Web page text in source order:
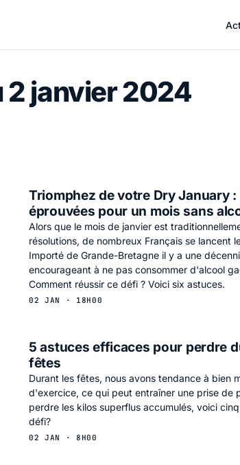
2 janvier 2024
Triomphez de votre Dry January
éprouvées pour un mois sans
Alors que le mois de janvier est
résolutions, de nombreux Français se lancent
Importé de Grande-Bretagne il y a une
encourageant à ne pas consommer d'alcool
Comment réussir ce défi ? Voici six astuces.
02 JAN · 18H00
5 astuces efficaces pour perdre
fêtes
Durant les fêtes, nous avons tendance à bien
d'exercice, ce qui peut entraîner une prise de
perdre les kilos superflus accumulés, voici
défi?
02 JAN · 8H00